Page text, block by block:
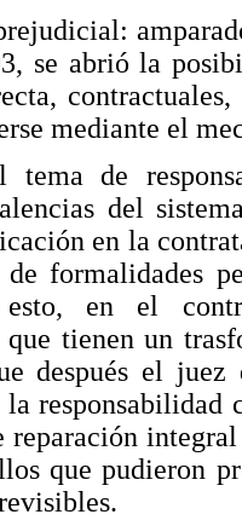
se abrió la
mediante el
tema de
del
en la
formalidades
en el
que tienen un
después el
la
que pudieron